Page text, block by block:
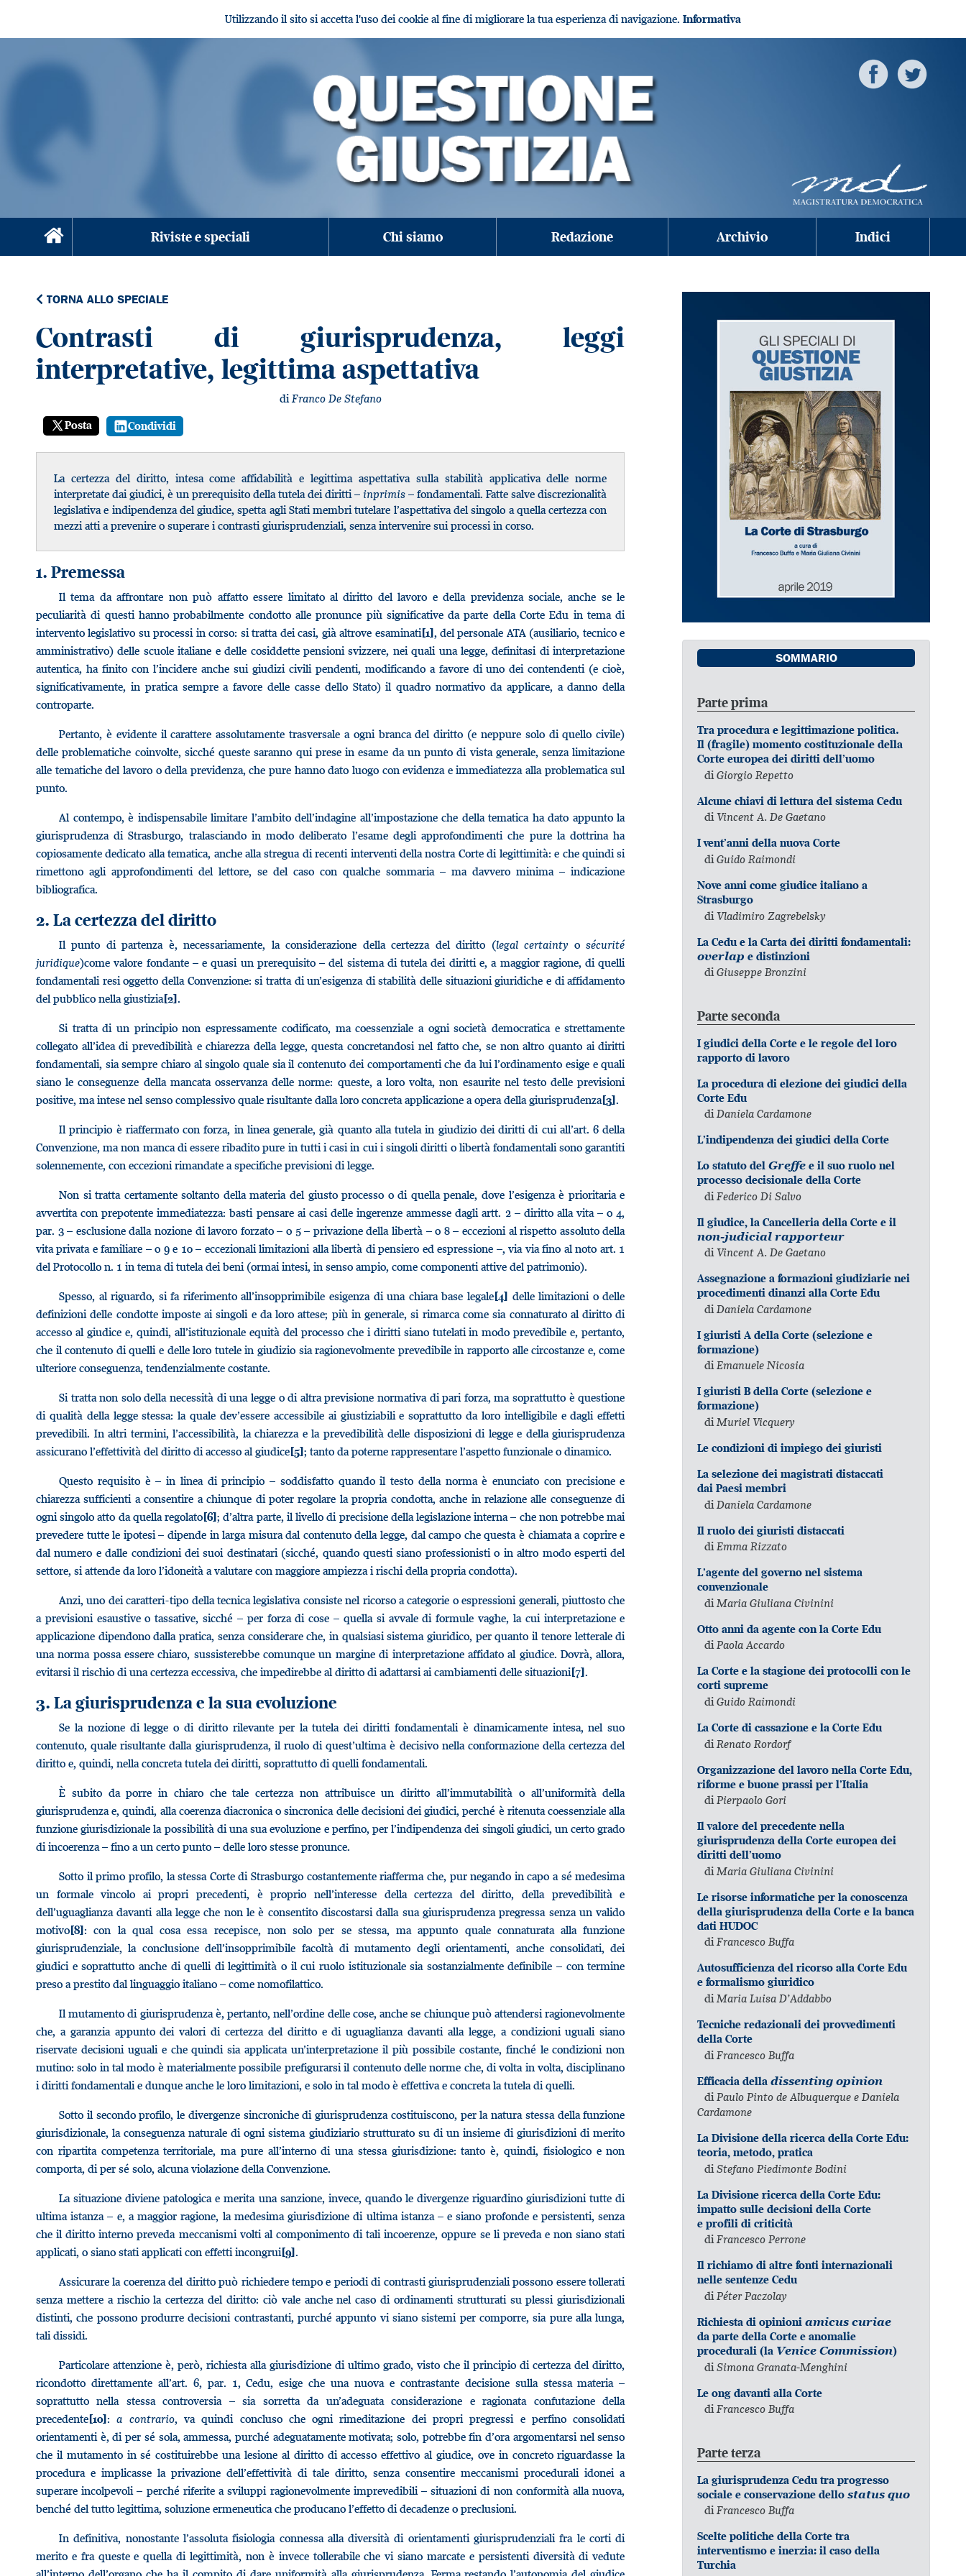
Utilizzando il sito si accetta l'uso dei cookie al fine di migliorare la tua esperienza di navigazione. Informativa
Riviste e speciali Chi siamo Redazione Archivio Indici
TORNA ALLO SPECIALE
Contrasti di giurisprudenza, leggi
interpretative, legittima aspettativa
diFranco De Stefano
Posta Condividi
La certezza del diritto, intesa come affidabilità e legittima aspettativa sulla stabilità applicativa delle norme
interpretate dai giudici, è un prerequisito della tutela dei diritti –inprimis – fondamentali. Fatte salve discrezionalità
legislativa e indipendenza del giudice, spetta agli Stati membri tutelare l’aspettativa del singolo a quella certezza con
mezzi atti a prevenire o superare i contrasti giurisprudenziali, senza intervenire sui processi in corso.
1. Premessa
Il tema da affrontare non può affatto essere limitato al diritto del lavoro e della previdenza sociale, anche se le
peculiarità di questi hanno probabilmente condotto alle pronunce più significative da parte della Corte Edu in tema di
intervento legislativo su processi in corso: si tratta dei casi, già altrove esaminati[1], del personale ATA (ausiliario, tecnico e
amministrativo) delle scuole italiane e delle cosiddette pensioni svizzere, nei quali una legge, definitasi di interpretazione
autentica, ha finito con l’incidere anche sui giudizi civili pendenti, modificando a favore di uno dei contendenti (e cioè,
significativamente, in pratica sempre a favore delle casse dello Stato) il quadro normativo da applicare, a danno della
controparte.
Pertanto, è evidente il carattere assolutamente trasversale a ogni branca del diritto (e neppure solo di quello civile)
delle problematiche coinvolte, sicché queste saranno qui prese in esame da un punto di vista generale, senza limitazione
alle tematiche del lavoro o della previdenza, che pure hanno dato luogo con evidenza e immediatezza alla problematica sul
punto.
Al contempo, è indispensabile limitare l’ambito dell’indagine all’impostazione che della tematica ha dato appunto la
giurisprudenza di Strasburgo, tralasciando in modo deliberato l’esame degli approfondimenti che pure la dottrina ha
copiosamente dedicato alla tematica, anche alla stregua di recenti interventi della nostra Corte di legittimità: e che quindi si
rimettono agli approfondimenti del lettore, se del caso con qualche sommaria – ma davvero minima – indicazione
bibliografica.
2. La certezza del diritto
Il punto di partenza è, necessariamente, la considerazione della certezza del diritto (legal certainty osécurité
juridique)come valore fondante – e quasi un prerequisito – del sistema di tutela dei diritti e, a maggior ragione, di quelli
fondamentali resi oggetto della Convenzione: si tratta di un’esigenza di stabilità delle situazioni giuridiche e di affidamento
del pubblico nella giustizia[2].
Si tratta di un principio non espressamente codificato, ma coessenziale a ogni società democratica e strettamente
collegato all’idea di prevedibilità e chiarezza della legge, questa concretandosi nel fatto che, se non altro quanto ai diritti
fondamentali, sia sempre chiaro al singolo quale sia il contenuto dei comportamenti che da lui l’ordinamento esige e quali
siano le conseguenze della mancata osservanza delle norme: queste, a loro volta, non esaurite nel testo delle previsioni
positive, ma intese nel senso complessivo quale risultante dalla loro concreta applicazione a opera della giurisprudenza[3].
Il principio è riaffermato con forza, in linea generale, già quanto alla tutela in giudizio dei diritti di cui all’art. 6 della
Convenzione, ma non manca di essere ribadito pure in tutti i casi in cui i singoli diritti o libertà fondamentali sono garantiti
solennemente, con eccezioni rimandate a specifiche previsioni di legge.
Non si tratta certamente soltanto della materia del giusto processo o di quella penale, dove l’esigenza è prioritaria e
avvertita con prepotente immediatezza: basti pensare ai casi delle ingerenze ammesse dagli artt. 2 – diritto alla vita – o 4,
par. 3 – esclusione dalla nozione di lavoro forzato – o 5 – privazione della libertà – o 8 – eccezioni al rispetto assoluto della
vita privata e familiare – o 9 e 10 – eccezionali limitazioni alla libertà di pensiero ed espressione –, via via fino al noto art. 1
del Protocollo n. 1 in tema di tutela dei beni (ormai intesi, in senso ampio, come componenti attive del patrimonio).
Spesso, al riguardo, si fa riferimento all’insopprimibile esigenza di una chiara base legale[4] delle limitazioni o delle
definizioni delle condotte imposte ai singoli e da loro attese; più in generale, si rimarca come sia connaturato al diritto di
accesso al giudice e, quindi, all’istituzionale equità del processo che i diritti siano tutelati in modo prevedibile e, pertanto,
che il contenuto di quelli e delle loro tutele in giudizio sia ragionevolmente prevedibile in rapporto alle circostanze e, come
ulteriore conseguenza, tendenzialmente costante.
Si tratta non solo della necessità di una legge o di altra previsione normativa di pari forza, ma soprattutto è questione
di qualità della legge stessa: la quale dev’essere accessibile ai giustiziabili e soprattutto da loro intelligibile e dagli effetti
prevedibili. In altri termini, l’accessibilità, la chiarezza e la prevedibilità delle disposizioni di legge e della giurisprudenza
assicurano l’effettività del diritto di accesso al giudice[5]; tanto da poterne rappresentare l’aspetto funzionale o dinamico.
Questo requisito è – in linea di principio – soddisfatto quando il testo della norma è enunciato con precisione e
chiarezza sufficienti a consentire a chiunque di poter regolare la propria condotta, anche in relazione alle conseguenze di
ogni singolo atto da quella regolato[6]; d’altra parte, il livello di precisione della legislazione interna – che non potrebbe mai
prevedere tutte le ipotesi – dipende in larga misura dal contenuto della legge, dal campo che questa è chiamata a coprire e
dal numero e dalle condizioni dei suoi destinatari (sicché, quando questi siano professionisti o in altro modo esperti del
settore, si attende da loro l’idoneità a valutare con maggiore ampiezza i rischi della propria condotta).
Anzi, uno dei caratteri-tipo della tecnica legislativa consiste nel ricorso a categorie o espressioni generali, piuttosto che
a previsioni esaustive o tassative, sicché – per forza di cose – quella si avvale di formule vaghe, la cui interpretazione e
applicazione dipendono dalla pratica, senza considerare che, in qualsiasi sistema giuridico, per quanto il tenore letterale di
una norma possa essere chiaro, sussisterebbe comunque un margine di interpretazione affidato al giudice. Dovrà, allora,
evitarsi il rischio di una certezza eccessiva, che impedirebbe al diritto di adattarsi ai cambiamenti delle situazioni[7].
3. La giurisprudenza e la sua evoluzione
Se la nozione di legge o di diritto rilevante per la tutela dei diritti fondamentali è dinamicamente intesa, nel suo
contenuto, quale risultante dalla giurisprudenza, il ruolo di quest’ultima è decisivo nella conformazione della certezza del
diritto e, quindi, nella concreta tutela dei diritti, soprattutto di quelli fondamentali.
È subito da porre in chiaro che tale certezza non attribuisce un diritto all’immutabilità o all’uniformità della
giurisprudenza e, quindi, alla coerenza diacronica o sincronica delle decisioni dei giudici, perché è ritenuta coessenziale alla
funzione giurisdizionale la possibilità di una sua evoluzione e perfino, per l’indipendenza dei singoli giudici, un certo grado
di incoerenza – fino a un certo punto – delle loro stesse pronunce.
Sotto il primo profilo, la stessa Corte di Strasburgo costantemente riafferma che, pur negando in capo a sé medesima
un formale vincolo ai propri precedenti, è proprio nell’interesse della certezza del diritto, della prevedibilità e
dell’uguaglianza davanti alla legge che non le è consentito discostarsi dalla sua giurisprudenza pregressa senza un valido
motivo[8]: con la qual cosa essa recepisce, non solo per se stessa, ma appunto quale connaturata alla funzione
giurisprudenziale, la conclusione dell’insopprimibile facoltà di mutamento degli orientamenti, anche consolidati, dei
giudici e soprattutto anche di quelli di legittimità o il cui ruolo istituzionale sia sostanzialmente definibile – con termine
preso a prestito dal linguaggio italiano – come nomofilattico.
Il mutamento di giurisprudenza è, pertanto, nell’ordine delle cose, anche se chiunque può attendersi ragionevolmente
che, a garanzia appunto dei valori di certezza del diritto e di uguaglianza davanti alla legge, a condizioni uguali siano
riservate decisioni uguali e che quindi sia applicata un’interpretazione il più possibile costante, finché le condizioni non
mutino: solo in tal modo è materialmente possibile prefigurarsi il contenuto delle norme che, di volta in volta, disciplinano
i diritti fondamentali e dunque anche le loro limitazioni, e solo in tal modo è effettiva e concreta la tutela di quelli.
Sotto il secondo profilo, le divergenze sincroniche di giurisprudenza costituiscono, per la natura stessa della funzione
giurisdizionale, la conseguenza naturale di ogni sistema giudiziario strutturato su di un insieme di giurisdizioni di merito
con ripartita competenza territoriale, ma pure all’interno di una stessa giurisdizione: tanto è, quindi, fisiologico e non
comporta, di per sé solo, alcuna violazione della Convenzione.
La situazione diviene patologica e merita una sanzione, invece, quando le divergenze riguardino giurisdizioni tutte di
ultima istanza – e, a maggior ragione, la medesima giurisdizione di ultima istanza – e siano profonde e persistenti, senza
che il diritto interno preveda meccanismi volti al componimento di tali incoerenze, oppure se li preveda e non siano stati
applicati, o siano stati applicati con effetti incongrui[9].
Assicurare la coerenza del diritto può richiedere tempo e periodi di contrasti giurisprudenziali possono essere tollerati
senza mettere a rischio la certezza del diritto: ciò vale anche nel caso di ordinamenti strutturati su plessi giurisdizionali
distinti, che possono produrre decisioni contrastanti, purché appunto vi siano sistemi per comporre, sia pure alla lunga,
tali dissidi.
Particolare attenzione è, però, richiesta alla giurisdizione di ultimo grado, visto che il principio di certezza del diritto,
ricondotto direttamente all’art. 6, par. 1, Cedu, esige che una nuova e contrastante decisione sulla stessa materia –
soprattutto nella stessa controversia – sia sorretta da un’adeguata considerazione e ragionata confutazione della
precedente[10]:a contrario, va quindi concluso che ogni rimeditazione dei propri pregressi e perfino consolidati
orientamenti è, di per sé sola, ammessa, purché adeguatamente motivata; solo, potrebbe fin d’ora argomentarsi nel senso
che il mutamento in sé costituirebbe una lesione al diritto di accesso effettivo al giudice, ove in concreto riguardasse la
procedura e implicasse la privazione dell’effettività di tale diritto, senza consentire meccanismi procedurali idonei a
superare incolpevoli – perché riferite a sviluppi ragionevolmente imprevedibili – situazioni di non conformità alla nuova,
benché del tutto legittima, soluzione ermeneutica che producano l’effetto di decadenze o preclusioni.
In definitiva, nonostante l’assoluta fisiologia connessa alla diversità di orientamenti giurisprudenziali fra le corti di
merito e fra queste e quella di legittimità, non è invece tollerabile che vi siano marcate e persistenti diversità di vedute
SOMMARIO
Parte prima
Tra procedura e legittimazione politica.
Il (fragile) momento costituzionale della
Corte europea dei diritti dell’uomo
diGiorgio Repetto
Alcune chiavi di lettura del sistema Cedu
diVincent A. De Gaetano
I vent’anni della nuova Corte
diGuido Raimondi
Nove anni come giudice italiano a
Strasburgo
diVladimiro Zagrebelsky
La Cedu e la Carta dei diritti fondamentali:
overlap e distinzioni
diGiuseppe Bronzini
Parte seconda
I giudici della Corte e le regole del loro
rapporto di lavoro
La procedura di elezione dei giudici della
Corte Edu
diDaniela Cardamone
L’indipendenza dei giudici della Corte
Lo statuto delGreffe e il suo ruolo nel
processo decisionale della Corte
di Federico Di Salvo
Il giudice, la Cancelleria della Corte e il
non-judicial rapporteur
diVincent A. De Gaetano
Assegnazione a formazioni giudiziarie nei
procedimenti dinanzi alla Corte Edu
di Daniela Cardamone
I giuristi A della Corte (selezione e
formazione)
diEmanuele Nicosia
I giuristi B della Corte (selezione e
formazione)
diMuriel Vicquery
Le condizioni di impiego dei giuristi
La selezione dei magistrati distaccati
dai Paesi membri
di Daniela Cardamone
Il ruolo dei giuristi distaccati
diEmma Rizzato
L’agente del governo nel sistema
convenzionale
di Maria Giuliana Civinini
Otto anni da agente con la Corte Edu
diPaola Accardo
La Corte e la stagione dei protocolli con le
corti supreme
diGuido Raimondi
La Corte di cassazione e la Corte Edu
di Renato Rordorf
Organizzazione del lavoro nella Corte Edu,
riforme e buone prassi per l’Italia
diPierpaolo Gori
Il valore del precedente nella
giurisprudenza della Corte europea dei
diritti dell’uomo
di Maria Giuliana Civinini
Le risorse informatiche per la conoscenza
della giurisprudenza della Corte e la banca
dati HUDOC
diFrancesco Buffa
Autosufficienza del ricorso alla Corte Edu
e formalismo giuridico
diMaria Luisa D’Addabbo
Tecniche redazionali dei provvedimenti
della Corte
di Francesco Buffa
Efficacia delladissenting opinion
diPaulo Pinto de Albuquerque e Daniela
Cardamone
La Divisione della ricerca della Corte Edu:
teoria, metodo, pratica
diStefano Piedimonte Bodini
La Divisione ricerca della Corte Edu:
impatto sulle decisioni della Corte
e profili di criticità
diFrancesco Perrone
Il richiamo di altre fonti internazionali
nelle sentenze Cedu
di Péter Paczolay
Richiesta di opinioniamicus curiae
da parte della Corte e anomalie
procedurali (la Venice Commission)
diSimona Granata-Menghini
Le ong davanti alla Corte
diFrancesco Buffa
Parte terza
La giurisprudenza Cedu tra progresso
sociale e conservazione dellostatus quo
diFrancesco Buffa
Scelte politiche della Corte tra
interventismo e inerzia: il caso della
Turchia